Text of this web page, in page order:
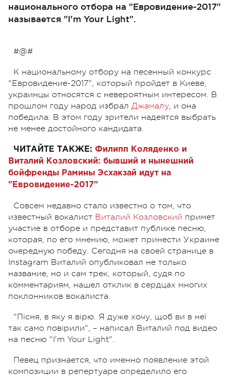
национального отбора на "Евровидение-2017"
называется "I'm Your Light".
#@#
К национальному отбору на песенный конкурс
"Евровидение-2017", который пройдет в Киеве,
украинцы относятся с невероятным интересом. В
прошлом году народ избрал Джамалу, и она
победила. В этом году зрители надеятся выбрать
не менее достойного кандидата.
ЧИТАЙТЕ ТАКЖЕ: Филипп Коляденко и
Виталий Козловский: бывший и нынешний
бойфренды Рамины Эсхакзай идут на
"Евровидение-2017"
Совсем недавно стало известно о том, что
известный вокалист Виталий Козловский примет
участие в отборе и представит публике песню,
которая, по его мнению, может принести Украине
очередную победу. Сегодня на своей странице в
Instagram Виталий опубликовал не только
название, но и сам трек, который, судя по
комментариям, нашел отклик в сердцах многих
поклонников вокалиста.
"Пісня, в яку я вірю. Я дуже хочу, щоб ви в неї
так само повірили", – написал Виталий под видео
на песню "I'm Your Light".
Певец признается, что именно появление этой
композиции в репертуаре определило его